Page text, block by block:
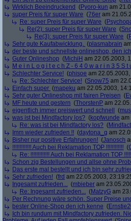
Wirklich Beeindruckend (Pyoro-kun am
super Preis für super Ware (76er am
Re: super Preis für super Ware (
Re(2): super Preis für super Ware (
Re(3): super Preis für super Ware (
Sehr gute Kaufabwicklung. (plasmabrain
der beste und schnellste onlineshop, den
Guter Onlineshop (MichiH am 22.05.2003,
M e i n L o g i t e c h Z - 6 4 0 w a r i n 3 5 S t
Schlechter Service! (phisoe am 22.05.2003,
Re: Schlechter Service! (Snow75 am
Einfach super (mapeku am 22.05.2003,
Sehr guter Onlineshop mit fairen Preisen (
MF heute und gestern (ThorstenP am
eigentlich immer preiswert und schnell
(
was ist bei Mindfactory los? (kopfwunde am
Re: was ist bei Mindfactory los? (
Imm wieder zufrieden !! (daytona_q am
Bisher nur positive Erfahrungen! (Janosch
!!!!!!!!!!!!! Auch bei Reklamation TOP !!!!!!!!!!!! (
Re: !!!!!!!!!!!!! Auch bei Reklamation TOP
Schon zig Bestellungen und allse ohne
Das erste mal bestellt und ich bin sehr
Sehr zufrieden! (frd am 22.05.2003,
Ingesamt zufrieden... (mbieber am
Re: Ingesamt zufrieden... (MatzyG am
Per Rechnung wäre schön. Super Preise
bester Online-Shop den ich kenne (
Ich bin rundum mit Mindfactory zufrieden.